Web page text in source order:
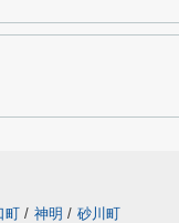
町 / 神明 / 砂川町